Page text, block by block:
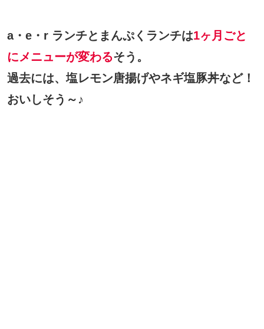
a・e・r ランチとまんぷくランチは1ヶ月ごと
にメニューが変わるそう。
過去には、塩レモン唐揚げやネギ塩豚丼など！
おいしそう～♪